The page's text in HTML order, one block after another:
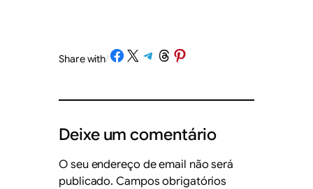
Share with/Share on Facebook
Share on X Share on Telegram
Share on Threads
Share on Pinterest
Deixe um comentário
O seu endereço de email não será
publicado. Campos obrigatórios